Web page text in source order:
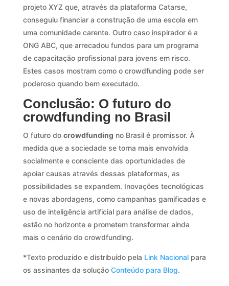
projeto XYZ que, através da plataforma Catarse,
conseguiu financiar a construção de uma escola em
uma comunidade carente. Outro caso inspirador é a
ONG ABC, que arrecadou fundos para um programa
de capacitação profissional para jovens em risco.
Estes casos mostram como o crowdfunding pode ser
poderoso quando bem executado.
Conclusão: O futuro do
crowdfunding no Brasil
O futuro do crowdfunding no Brasil é promissor. À
medida que a sociedade se torna mais envolvida
socialmente e consciente das oportunidades de
apoiar causas através dessas plataformas, as
possibilidades se expandem. Inovações tecnológicas
e novas abordagens, como campanhas gamificadas e
uso de inteligência artificial para análise de dados,
estão no horizonte e prometem transformar ainda
mais o cenário do crowdfunding.
*Texto produzido e distribuído pela Link Nacionalpara
os assinantes da solução Conteúdo para Blog.